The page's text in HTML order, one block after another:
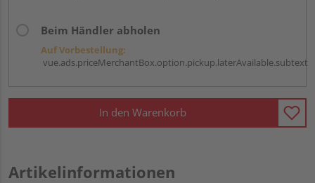
Beim Händler abholen
Auf Vorbestellung:
vue.ads.priceMerchantBox.option.pickup.laterAvailable.subtext
In den Warenkorb
Artikelinformationen